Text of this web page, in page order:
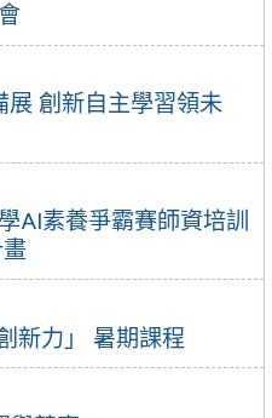
創新自主學習領未
AI素養爭霸賽師資培訓
新力」 暑期課程